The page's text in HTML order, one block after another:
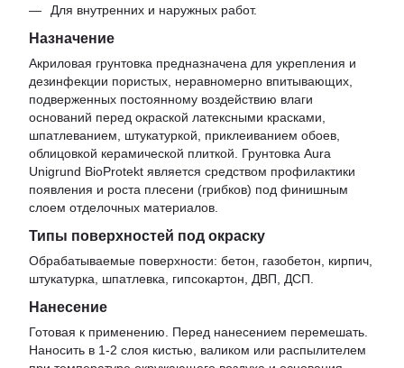
Для внутренних и наружных работ.
Назначение
Акриловая грунтовка предназначена для укрепления и
дезинфекции пористых, неравномерно впитывающих,
подверженных постоянному воздействию влаги
оснований перед окраской латексными красками,
шпатлеванием, штукатуркой, приклеиванием обоев,
облицовкой керамической плиткой. Грунтовка Aura
Unigrund BioProtekt является средством профилактики
появления и роста плесени (грибков) под финишным
слоем отделочных материалов.
Типы поверхностей под окраску
Обрабатываемые поверхности: бетон, газобетон, кирпич,
штукатурка, шпатлевка, гипсокартон, ДВП, ДСП.
Нанесение
Готовая к применению. Перед нанесением перемешать.
Наносить в 1-2 слоя кистью, валиком или распылителем